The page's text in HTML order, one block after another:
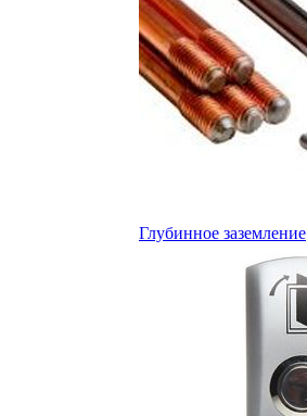
Глубинное заземление